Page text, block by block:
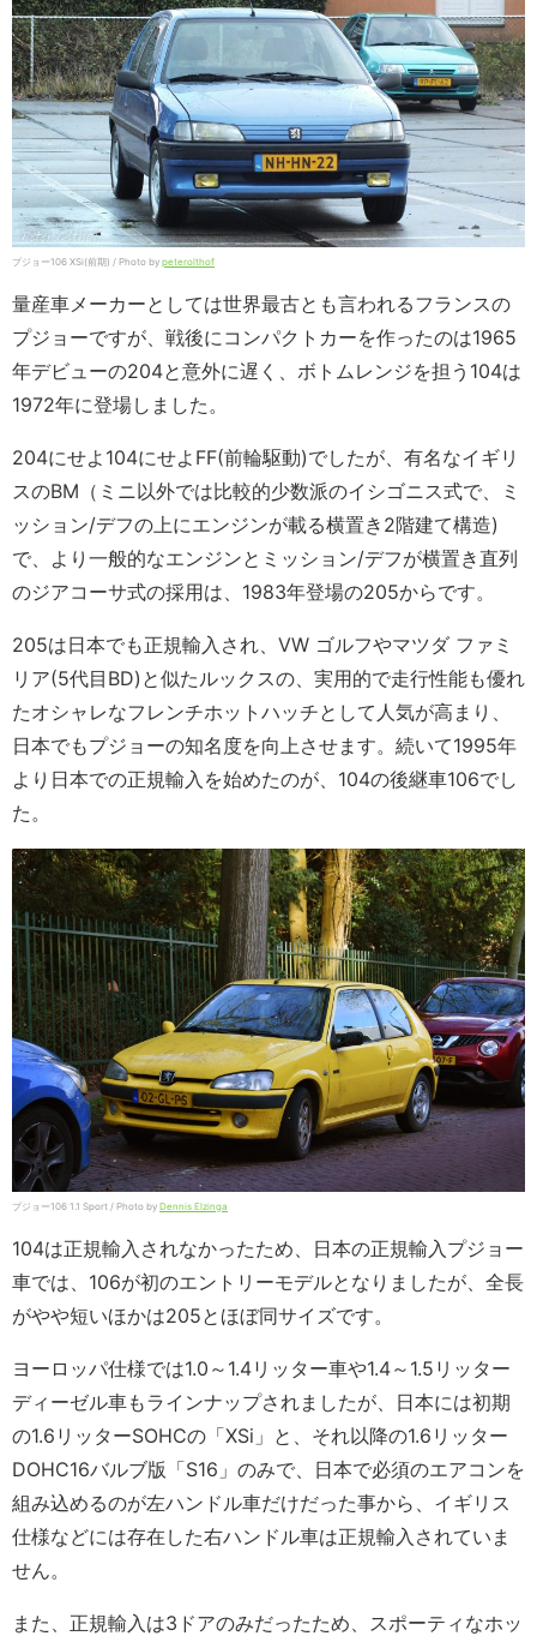
プジョー106 XSi(前期) / Photo by peterolthof
量産車メーカーとしては世界最古とも言われるフランスの
プジョーですが、戦後にコンパクトカーを作ったのは1965
年デビューの204と意外に遅く、ボトムレンジを担う104は
1972年に登場しました。
204にせよ104にせよFF(前輪駆動)でしたが、有名なイギリ
スのBM（ミニ以外では比較的少数派のイシゴニス式で、ミ
ッション/デフの上にエンジンが載る横置き2階建て構造)
で、より一般的なエンジンとミッション/デフが横置き直列
のジアコーサ式の採用は、1983年登場の205からです。
205は日本でも正規輸入され、VW ゴルフやマツダ ファミ
リア(5代目BD)と似たルックスの、実用的で走行性能も優れ
たオシャレなフレンチホットハッチとして人気が高まり、
日本でもプジョーの知名度を向上させます。続いて1995年
より日本での正規輸入を始めたのが、104の後継車106でし
た。
プジョー106 1.1 Sport / Photo by Dennis Elzinga
104は正規輸入されなかったため、日本の正規輸入プジョー
車では、106が初のエントリーモデルとなりましたが、全長
がやや短いほかは205とほぼ同サイズです。
ヨーロッパ仕様では1.0～1.4リッター車や1.4～1.5リッター
ディーゼル車もラインナップされましたが、日本には初期
の1.6リッターSOHCの「XSi」と、それ以降の1.6リッター
DOHC16バルブ版「S16」のみで、日本で必須のエアコンを
組み込めるのが左ハンドル車だけだった事から、イギリス
仕様などには存在した右ハンドル車は正規輸入されていま
せん。
また、正規輸入は3ドアのみだったため、スポーティなホッ